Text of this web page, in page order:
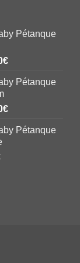
Pétanque
€
Pétanque
€
Pétanque